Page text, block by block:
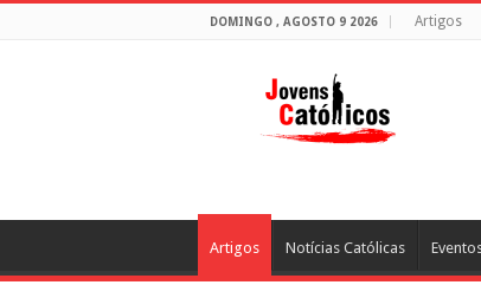
DOMINGO , AGOSTO 9 2026 Artigos
Artigos Notícias Católicas